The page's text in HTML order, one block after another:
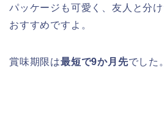
パッケージも可愛く、友人と分
おすすめですよ。
賞味期限は最短で9か月先でした。